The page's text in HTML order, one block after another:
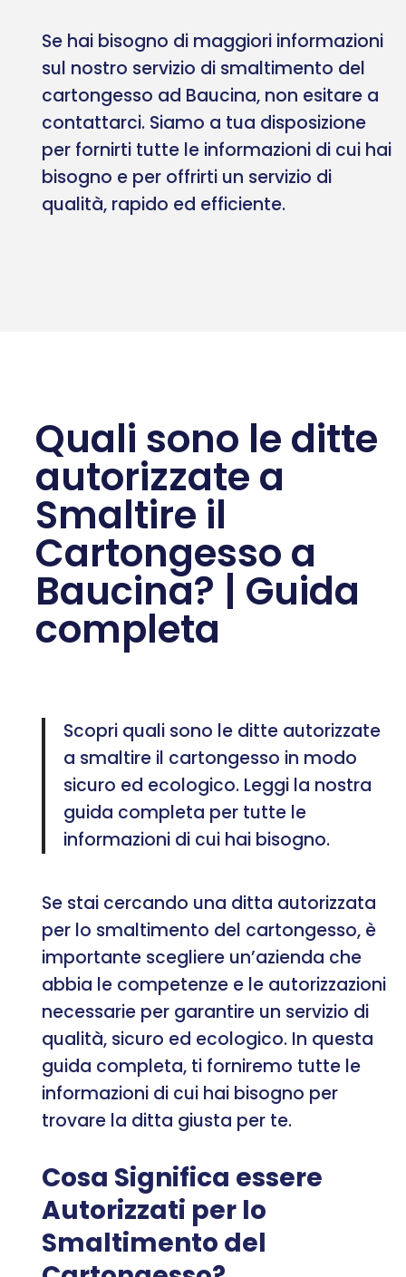
Se hai bisogno di maggiori informazioni
sul nostro servizio di smaltimento del
cartongesso ad Baucina, non esitare a
contattarci. Siamo a tua disposizione
per fornirti tutte le informazioni di cui hai
bisogno e per offrirti un servizio di
qualità, rapido ed efficiente.
Quali sono le ditte
autorizzate a
Smaltire il
Cartongesso a
Baucina? | Guida
completa
Scopri quali sono le ditte autorizzate
a smaltire il cartongesso in modo
sicuro ed ecologico. Leggi la nostra
guida completa per tutte le
informazioni di cui hai bisogno.
Se stai cercando una ditta autorizzata
per lo smaltimento del cartongesso, è
importante scegliere un’azienda che
abbia le competenze e le autorizzazioni
necessarie per garantire un servizio di
qualità, sicuro ed ecologico. In questa
guida completa, ti forniremo tutte le
informazioni di cui hai bisogno per
trovare la ditta giusta per te.
Cosa Significa essere
Autorizzati per lo
Smaltimento del